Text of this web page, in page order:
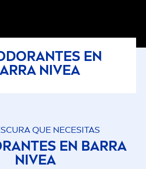
EN
NIVEA
QUE NECESITAS
EN BARRA
NIVEA